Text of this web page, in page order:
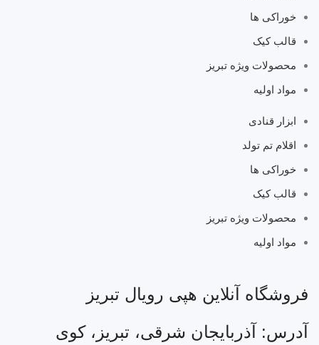
خوراکی ها
قالب کیک
محصولات ویژه تبریز
مواد اولیه
ابزار قنادی
اقلام تم تولد
خوراکی ها
قالب کیک
محصولات ویژه تبریز
مواد اولیه
فروشگاه آنلاین هپی رویال تبریز
آدرس: آذربایجان شرقی، تبریز، کوی